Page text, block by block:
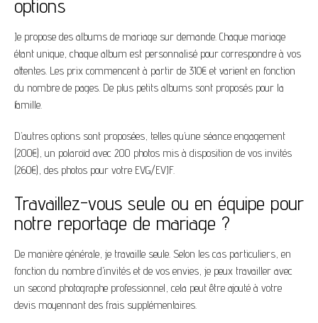
options
Je propose des albums de mariage sur demande. Chaque mariage
étant unique, chaque album est personnalisé pour correspondre à vos
attentes. Les prix commencent à partir de 310€ et varient en fonction
du nombre de pages. De plus petits albums sont proposés pour la
famille.
D’autres options sont proposées, telles qu’une séance engagement
(200€), un polaroïd avec 200 photos mis à disposition de vos invités
(260€), des photos pour votre EVG/EVJF.
Travaillez-vous seule ou en équipe pour
notre reportage de mariage ?
De manière générale, je travaille seule. Selon les cas particuliers, en
fonction du nombre d’invités et de vos envies, je peux travailler avec
un second photographe professionnel, cela peut être ajouté à votre
devis moyennant des frais supplémentaires.